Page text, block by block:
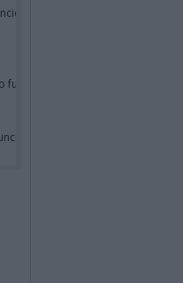
funebre
funebre
funebre